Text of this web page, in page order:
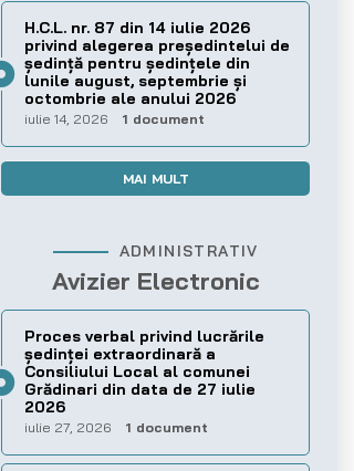
H.C.L. nr. 87 din 14 iulie 2026
privind alegerea preşedintelui de
şedinţă pentru ședințele din
lunile august, septembrie și
octombrie ale anului 2026
iulie 14, 2026 1 document
MAI MULT
ADMINISTRATIV
Avizier Electronic
Proces verbal privind lucrările
ședinței extraordinară a
Consiliului Local al comunei
Grădinari din data de 27 iulie
2026
iulie 27, 2026 1 document